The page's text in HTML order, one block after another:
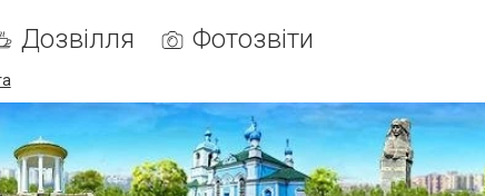
Дозвілля Фотозвіти